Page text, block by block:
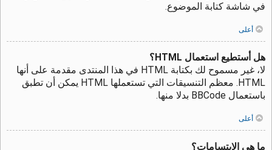
في شاشة كتابة الموضوع.
أعلى
هل أستطيع استعمال HTML؟
لا، غير مسموح لك بكتابة HTML في هذا المنتدى مقدمة على أنها
HTML. معظم التنسيقات التي تستعملها HTML يمكن أن تطبق
باستعمال BBCode بدلا منها.
أعلى
ما هي الابتسامات؟